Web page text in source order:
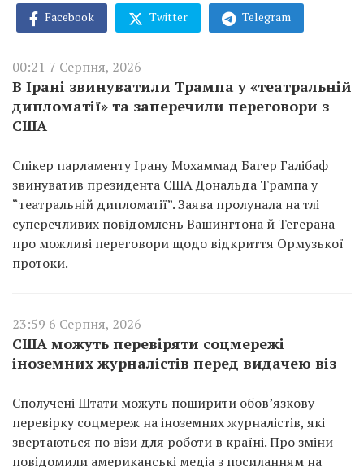
Facebook Twitter Telegram
00:21 7 Серпня, 2026
В Ірані звинуватили Трампа у «театральній
дипломатії» та заперечили переговори з
США
Спікер парламенту Ірану Мохаммад Багер Галібаф
звинуватив президента США Дональда Трампа у
“театральній дипломатії”. Заява пролунала на тлі
суперечливих повідомлень Вашингтона й Тегерана
про можливі переговори щодо відкриття Ормузької
протоки.
23:59 6 Серпня, 2026
США можуть перевіряти соцмережі
іноземних журналістів перед видачею віз
Сполучені Штати можуть поширити обов’язкову
перевірку соцмереж на іноземних журналістів, які
звертаються по візи для роботи в країні. Про зміни
повідомили американські медіа з посиланням на